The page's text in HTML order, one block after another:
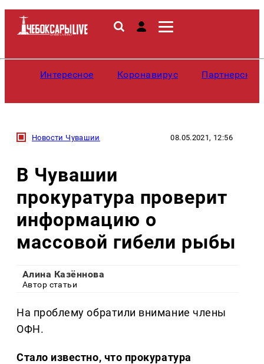
Интересное Коронавирус
Новости Чувашии 08.05.2021, 12:56
В Чувашии
прокуратура проверит
информацию о
массовой гибели рыбы
Алина Казённова
Автор статьи
На проблему обратили внимание члены
ОФН.
Стало известно, что прокуратура